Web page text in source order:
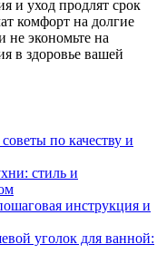
и уход продлят срок
комфорт на долгие
не экономьте на
в здоровье вашей
по качеству и
стиль и
инструкция и
уголок для ванной: